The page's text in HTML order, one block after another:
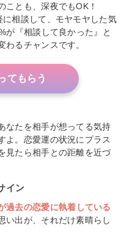
ことも、深夜でもOK！
に相談して、モヤモヤした気
が『相談して良かった』と
るチャンスです。
てもらう
なたを相手が想ってる気持
よ。恋愛運の状況にプラス
見たら相手との距離を近づ
イン
過去の恋愛に執着している
い出が、それだけ素晴らし